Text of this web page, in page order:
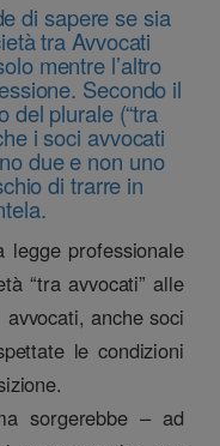
di sapere se sia
tra Avvocati
mentre l’altro
Secondo il
del plurale (“tra
i soci avvocati
due e non uno
di trarre in
legge professionale
“tra avvocati” alle
anche soci
le condizioni
sorgerebbe – ad